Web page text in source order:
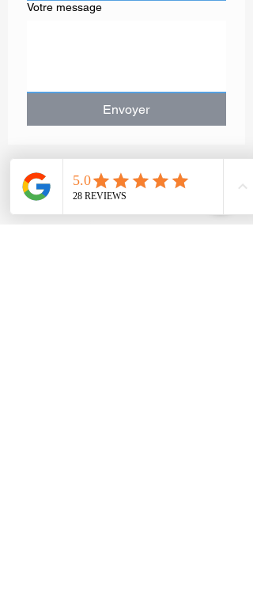
Votre message
Envoyer
GAËLLE MOT
artiste peintre